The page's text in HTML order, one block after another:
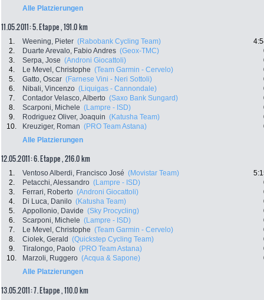
Alle Platzierungen
11.05.2011: 5. Etappe , 191.0 km
1. Weening, Pieter (Rabobank Cycling Team)
2.
Duarte Arevalo, Fabio Andres (Geox-TMC)
3.
Serpa, Jose (Androni Giocattoli)
4.
Le Mevel, Christophe (Team Garmin - Cervelo)
5.
Gatto, Oscar (Farnese Vini - Neri Sottoli)
6.
Nibali, Vincenzo (Liquigas - Cannondale)
7.
Contador Velasco, Alberto (Saxo Bank Sungard)
8.
Scarponi, Michele (Lampre - ISD)
9.
Rodriguez Oliver, Joaquin (Katusha Team)
10.
Kreuziger, Roman (PRO Team Astana)
Alle Platzierungen
12.05.2011: 6. Etappe , 216.0 km
1. Ventoso Alberdi, Francisco José (Movistar Team)
2.
Petacchi, Alessandro (Lampre - ISD)
3.
Ferrari, Roberto (Androni Giocattoli)
4.
Di Luca, Danilo (Katusha Team)
5.
Appollonio, Davide (Sky Procycling)
6.
Scarponi, Michele (Lampre - ISD)
7.
Le Mevel, Christophe (Team Garmin - Cervelo)
8.
Ciolek, Gerald (Quickstep Cycling Team)
9.
Tiralongo, Paolo (PRO Team Astana)
10.
Marzoli, Ruggero (Acqua & Sapone)
Alle Platzierungen
13.05.2011: 7. Etappe , 110.0 km